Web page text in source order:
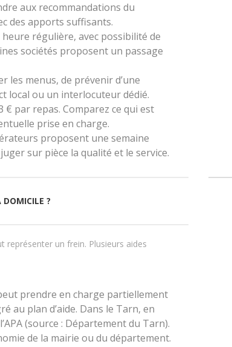
aux recommandations du
des apports suffisants.
régulière, avec possibilité de
sociétés proposent un passage
les menus, de prévenir d’une
local ou un interlocuteur dédié.
€ par repas. Comparez ce qui est
prise en charge.
proposent une semaine
sur pièce la qualité et le service.
DOMICILE ?
un frein. Plusieurs aides
prendre en charge partiellement
au plan d’aide. Dans le Tarn, en
(source : Département du Tarn).
de la mairie ou du département.